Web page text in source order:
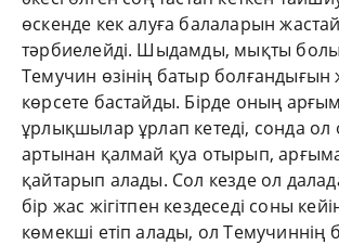
өскенде кек алуға балаларын
тәрбиелейді. Шыдамды, мықты
Темучин өзінің батыр болғандығын
көрсете бастайды. Бірде оның
ұрлықшылар ұрлап кетеді, сонда ол
артынан қалмай қуа отырып,
қайтарып алады. Сол кезде ол
бір жас жігітпен кездеседі соны
көмекші етіп алады, ол Темучиннің